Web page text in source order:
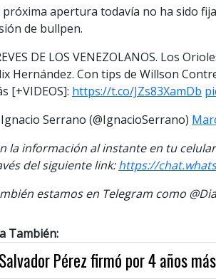
próxima apertura todavía no ha sido
de bullpen.
DE LOS VENEZOLANOS. Los
Hernández. Con tips de Willson
[+VIDEOS]: https://t.co/JZs83XamDb
Serrano (@IgnacioSerrano)
la información al instante en tu
del siguiente link:https://
estamos en Telegram como
También:
Salvador Pérez firmó por 4 años